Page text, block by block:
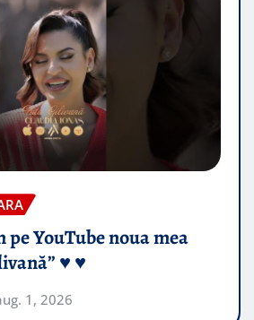
YouTube noua mea
♥️ ♥️
1, 2026